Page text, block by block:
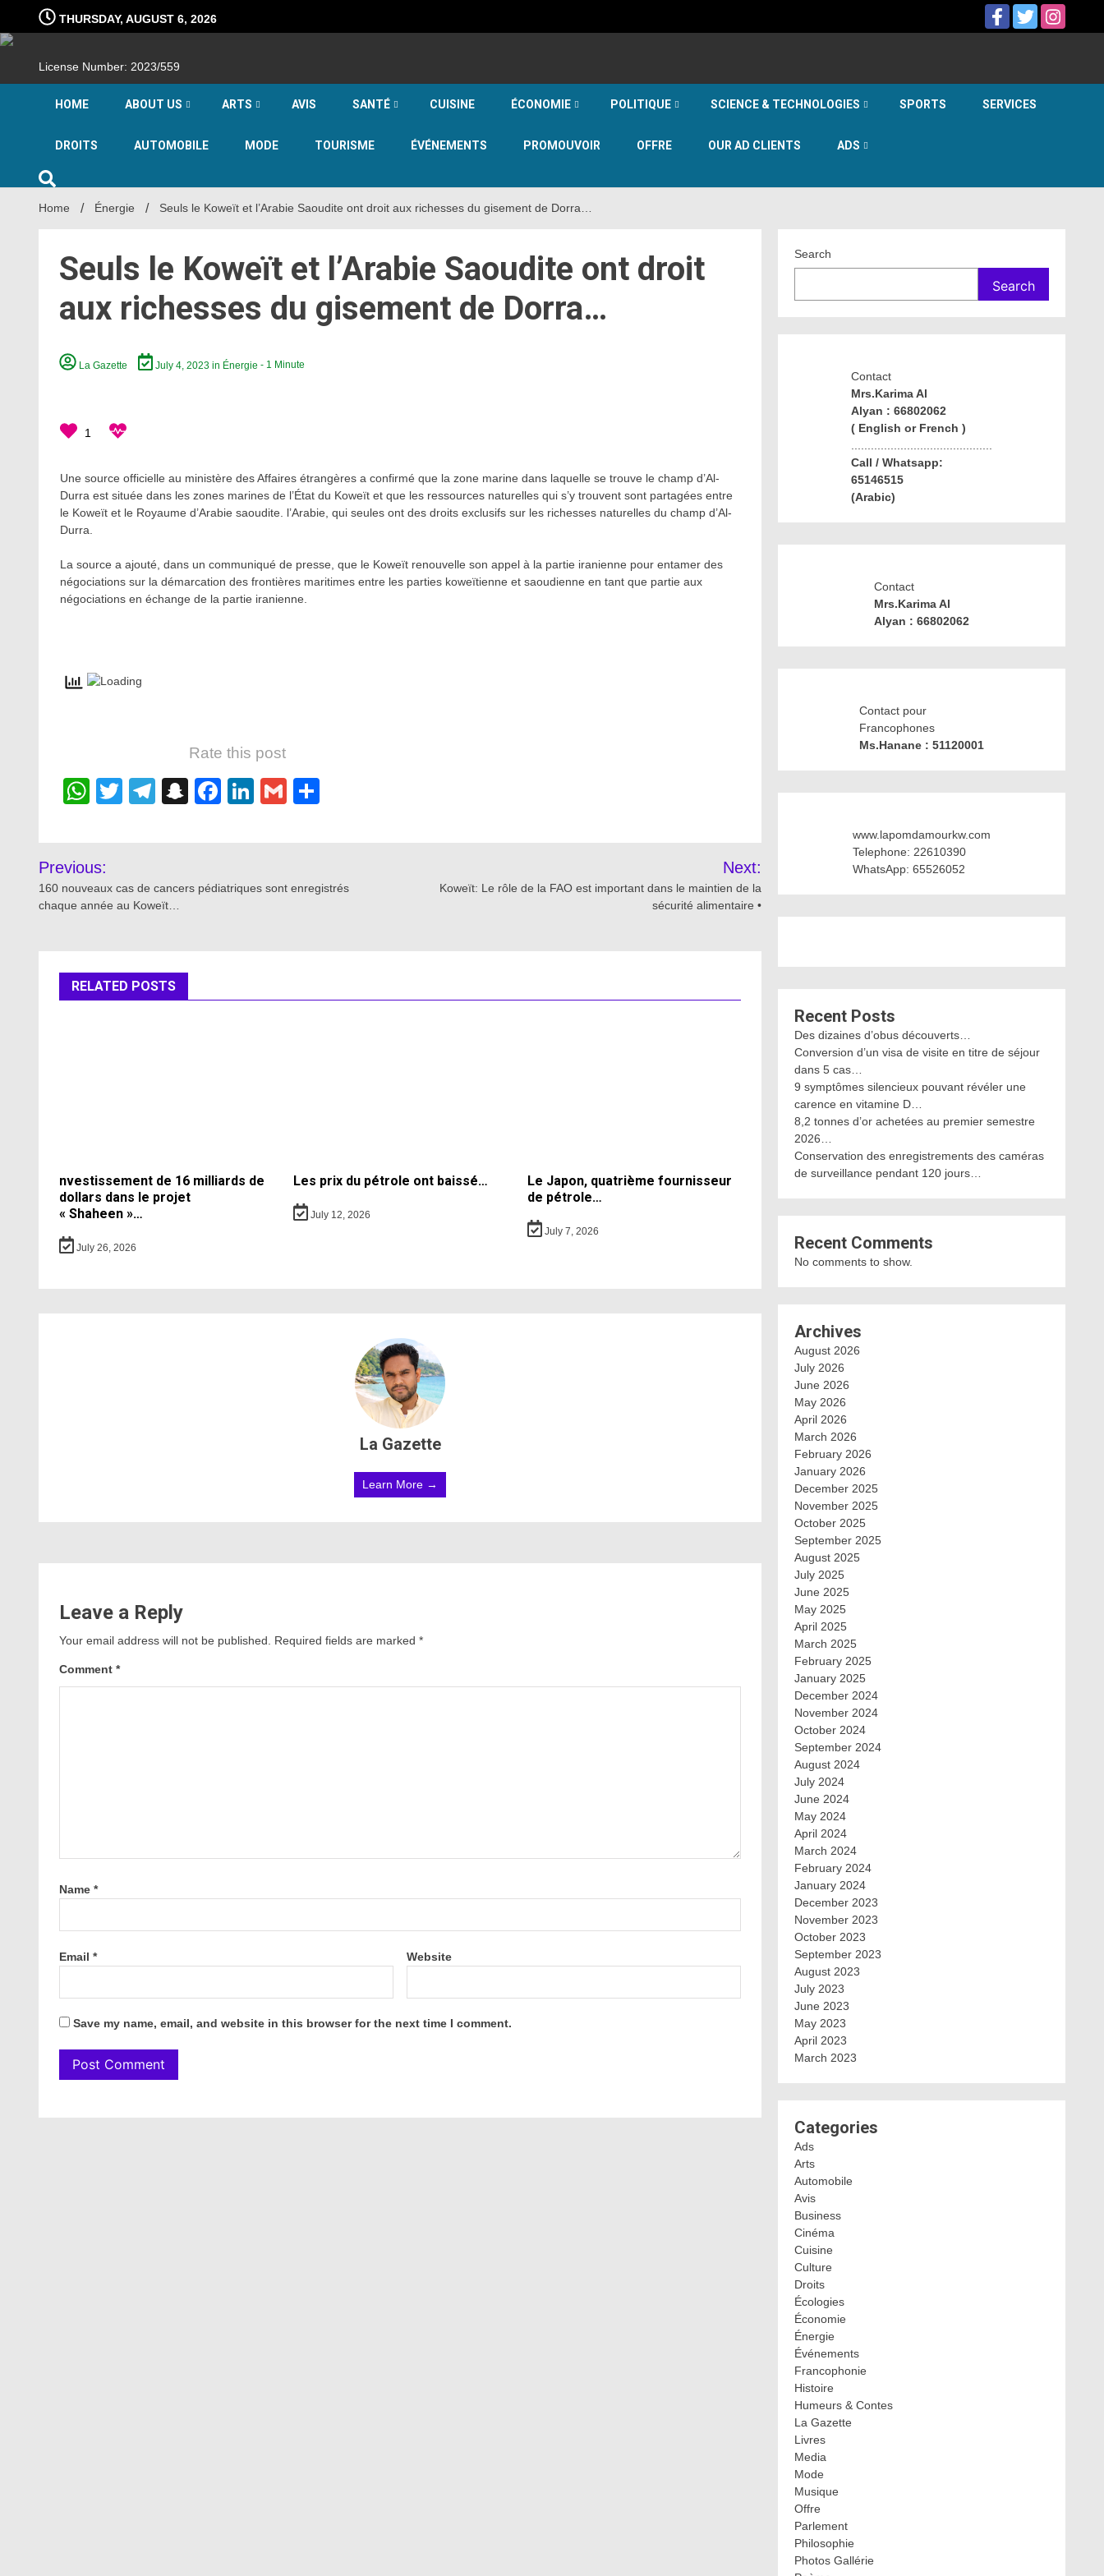
content
THURSDAY, AUGUST 6, 2026
License Number: 2023/559
HOME ABOUT US ARTS AVIS SANTÉ CUISINE ÉCONOMIE POLITIQUE SCIENCE & TECHNOLOGIES SPORTS SERVICES
DROITS AUTOMOBILE MODE TOURISME ÉVÉNEMENTS PROMOUVOIR OFFRE OUR AD CLIENTS ADS
Home Énergie Seuls le Koweït et l’Arabie Saoudite ont droit aux richesses du gisement de Dorra…
Seuls le Koweït et l’Arabie Saoudite ont droit
aux richesses du gisement de Dorra…
La Gazette July 4, 2023in Énergie - 1 Minute
1
Une source officielle au ministère des Affaires étrangères a confirmé que la zone marine dans laquelle se trouve le champ d’Al-
Durra est située dans les zones marines de l’État du Koweït et que les ressources naturelles qui s’y trouvent sont partagées entre
le Koweït et le Royaume d’Arabie saoudite. l’Arabie, qui seules ont des droits exclusifs sur les richesses naturelles du champ d’Al-
Durra.
La source a ajouté, dans un communiqué de presse, que le Koweït renouvelle son appel à la partie iranienne pour entamer des
négociations sur la démarcation des frontières maritimes entre les parties koweïtienne et saoudienne en tant que partie aux
négociations en échange de la partie iranienne.
Rate this post
WhatsApp
Twitter
Telegram
Snapchat
Facebook
LinkedIn
Gmail
Post
navigation
Previous:
160 nouveaux cas de cancers pédiatriques sont enregistrés
chaque année au Koweït…
Next:
Koweït: Le rôle de la FAO est important dans le maintien de la
sécurité alimentaire •
RELATED POSTS
nvestissement de 16 milliards de
dollars dans le projet
« Shaheen »…
July 26, 2026
Les prix du pétrole ont baissé…
July 12, 2026
Le Japon, quatrième fournisseur
de pétrole…
July 7, 2026
La Gazette
Learn More →
Leave a Reply
Your email address will not be published. Required fields are marked *
Comment *
Name *
Email * Website
Save my name, email, and website in this browser for the next time I comment.
Search
Search
Contact
Mrs.Karima Al
Alyan : 66802062
( English or French )
...........................................
Call / Whatsapp:
65146515
(Arabic)
Contact
Mrs.Karima Al
Alyan : 66802062
Contact pour
Francophones
Ms.Hanane : 51120001
www.lapomdamourkw.com
Telephone: 22610390
WhatsApp: 65526052
Recent Posts
Des dizaines d’obus découverts…
Conversion d’un visa de visite en titre de séjour
dans 5 cas…
9 symptômes silencieux pouvant révéler une
carence en vitamine D…
8,2 tonnes d’or achetées au premier semestre
2026…
Conservation des enregistrements des caméras
de surveillance pendant 120 jours…
Recent Comments
No comments to show.
Archives
August 2026
July 2026
June 2026
May 2026
April 2026
March 2026
February 2026
January 2026
December 2025
November 2025
October 2025
September 2025
August 2025
July 2025
June 2025
May 2025
April 2025
March 2025
February 2025
January 2025
December 2024
November 2024
October 2024
September 2024
August 2024
July 2024
June 2024
May 2024
April 2024
March 2024
February 2024
January 2024
December 2023
November 2023
October 2023
September 2023
August 2023
July 2023
June 2023
May 2023
April 2023
March 2023
Categories
Ads
Arts
Automobile
Avis
Business
Cinéma
Cuisine
Culture
Droits
Écologies
Économie
Énergie
Événements
Francophonie
Histoire
Humeurs & Contes
La Gazette
Livres
Media
Mode
Musique
Offre
Parlement
Philosophie
Photos Gallérie